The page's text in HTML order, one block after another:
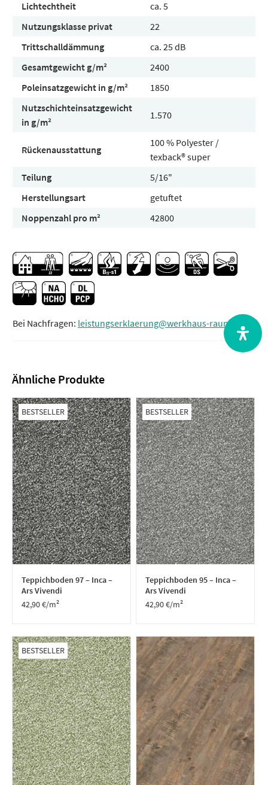
Lichtechtheit
ca. 5
Nutzungsklasse privat
22
Trittschalldämmung
ca. 25 dB
Gesamtgewicht g/m²
2400
Poleinsatzgewicht in g/m²
1850
Nutzschichteinsatzgewicht
in g/m²
1.570
Rückenausstattung
100 % Polyester /
texback® super
Teilung
5/16"
Herstellungsart
getuftet
Noppenzahl pro m²
42800
Bei Nachfragen: leistungserklaerung@werkhaus-raum.de
Ähnliche Produkte
BESTSELLER
Teppichboden 97 – Inca –
Ars Vivendi
42,90€/m²
BESTSELLER
Teppichboden 95 – Inca –
Ars Vivendi
42,90€/m²
BESTSELLER